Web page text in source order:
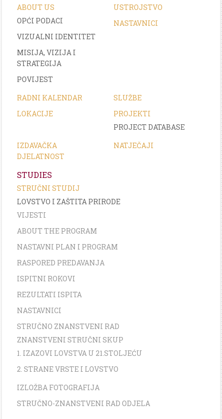
STROJARSTVOZRZZ
ABOUT US
OPĆI PODACI
VIZUALNI IDENTITET
MISIJA, VIZIJA I
STRATEGIJA
POVIJEST
USTROJSTVO
NASTAVNICI
RADNI KALENDAR
SLUŽBE
LOKACIJE
PROJEKTI
PROJECT DATABASE
IZDAVAČKA
DJELATNOST
NATJEČAJI
STUDIES
STRUČNI STUDIJ
LOVSTVO I ZAŠTITA PRIRODE
VIJESTI
ABOUT THE PROGRAM
NASTAVNI PLAN I PROGRAM
RASPORED PREDAVANJA
ISPITNI ROKOVI
REZULTATI ISPITA
NASTAVNICI
STRUČNO ZNANSTVENI RAD
ZNANSTVENI STRUČNI SKUP
1. IZAZOVI LOVSTVA U 21.STOLJEĆU
2. STRANE VRSTE I LOVSTVO
IZLOŽBA FOTOGRAFIJA
STRUČNO-ZNANSTVENI RAD ODJELA